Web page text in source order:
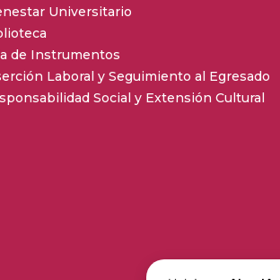
Universitario
de Instrumentos
Laboral y Seguimiento al Egresado
Social y Extensión Cultural